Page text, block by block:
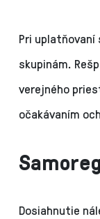
Pri
skupinám.
verejného
očakávaním
Dosiahnutie